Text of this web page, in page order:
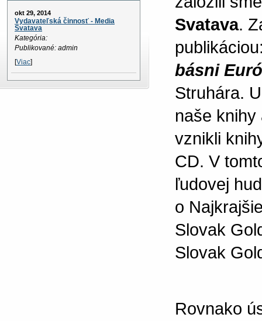
okt 29, 2014
Vydavateľská činnosť - Media
Svatava
Kategória:
Publikované: admin
[Viac]
Svatava.
básni
Struhára.
naše knihy
vznikli
CD. V
ľudovej
o
Slovak
Slovak
Rovnako